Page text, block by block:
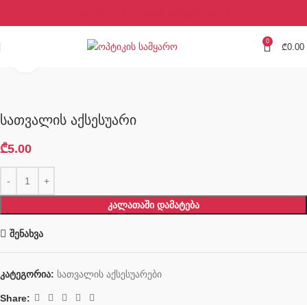
0
₾0.00
სათვალის აქსესუარი
₾5.00
ᲙᲐᲚᲐᲗᲐᲨᲘ ᲓᲐᲛᲐᲢᲔᲑᲐ
შენახვა
კატეგორია: სათვალის აქსესუარები
Share: